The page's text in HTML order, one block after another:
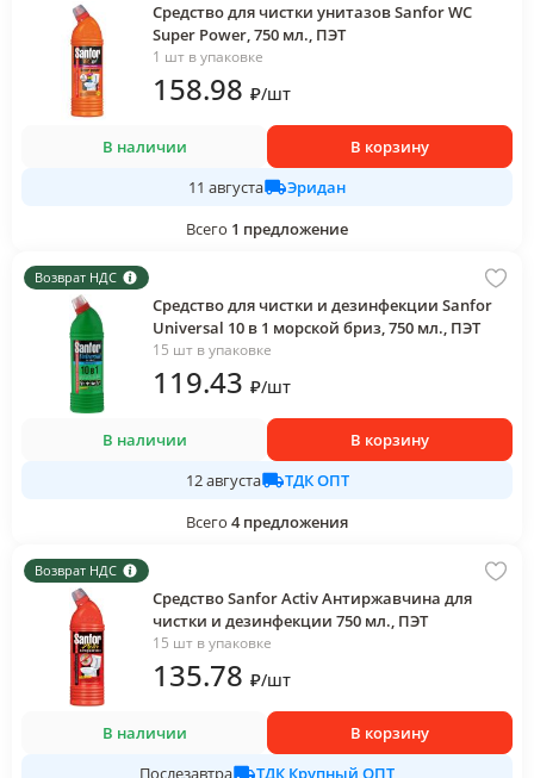
Средство для чистки унитазов Sanfor WC
Super Power, 750 мл., ПЭТ
1 шт в упаковке
158.98 ₽/шт
В наличии
В корзину
11 августа
Эридан
Всего 1 предложение
Возврат НДС
Средство для чистки и дезинфекции Sanfor
Universal 10 в 1 морской бриз, 750 мл., ПЭТ
15 шт в упаковке
119.43 ₽/шт
В наличии
В корзину
12 августа
ТДК ОПТ
Всего 4 предложения
Возврат НДС
Средство Sanfor Activ Антиржавчина для
чистки и дезинфекции 750 мл., ПЭТ
15 шт в упаковке
135.78 ₽/шт
В наличии
В корзину
Послезавтра
ТДК Крупный ОПТ